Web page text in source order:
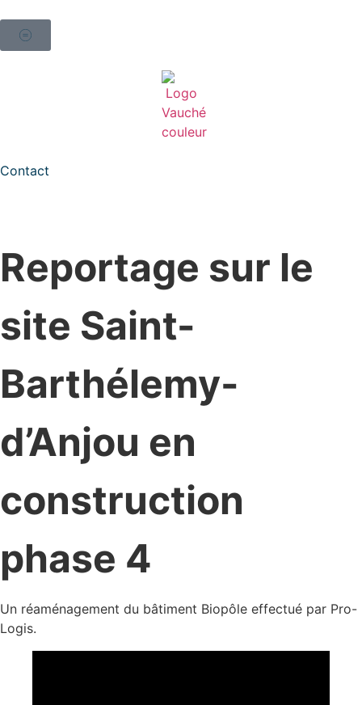
Contact
Reportage sur le
site Saint-
Barthélemy-
d’Anjou en
construction
phase 4
Un réaménagement du bâtiment Biopôle effectué par Pro-
Logis.